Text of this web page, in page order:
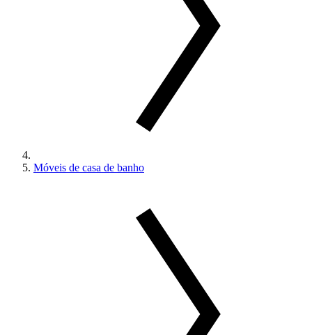
Móveis de casa de banho